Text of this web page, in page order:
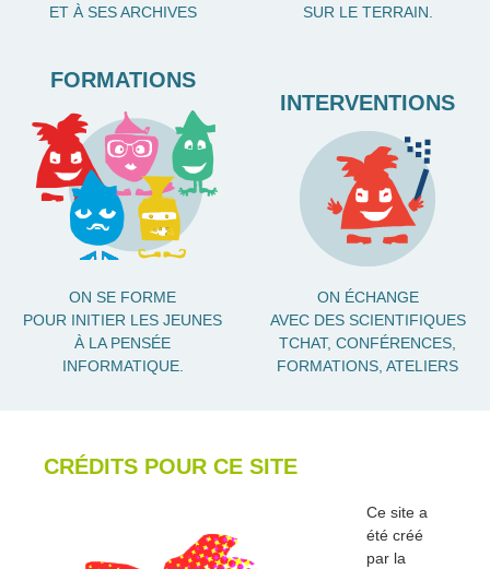
ET À SES ARCHIVES
SUR LE TERRAIN.
FORMATIONS
ON SE FORME
POUR INITIER LES JEUNES
À LA PENSÉE
INFORMATIQUE.
INTERVENTIONS
ON ÉCHANGE
AVEC DES SCIENTIFIQUES
TCHAT, CONFÉRENCES,
FORMATIONS, ATELIERS
CRÉDITS POUR CE SITE
Ce site a
été créé
par la